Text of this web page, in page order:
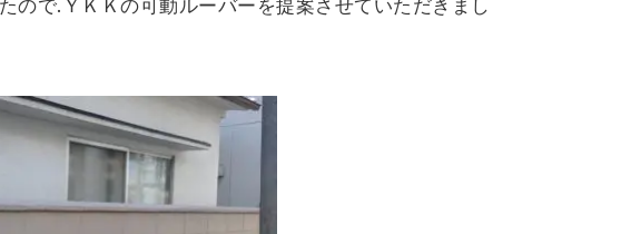
ので.ＹＫＫの可動ルーバーを提案させていただきまし